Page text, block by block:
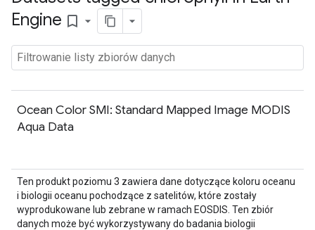
Engine bookmark_border
Ocean Color SMI: Standard Mapped Image MODIS
Aqua Data
Ten produkt poziomu 3 zawiera dane dotyczące koloru oceanu
i biologii oceanu pochodzące z satelitów, które zostały
wyprodukowane lub zebrane w ramach EOSDIS. Ten zbiór
danych może być wykorzystywany do badania biologii